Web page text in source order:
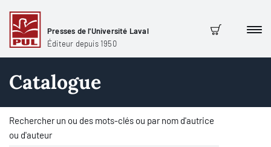
Presses de l'Université Laval
Éditeur depuis 1950
Panier
Catalogue
Rechercher un ou des mots-clés ou par nom d'autrice
ou d'auteur